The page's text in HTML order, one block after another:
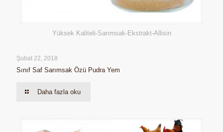
Yüksek Kaliteli-Sarımsak-Ekstrakt-Allisin
Şubat 22, 2018
Sınıf Saf Sarımsak Özü Pudra Yem
Daha fazla oku